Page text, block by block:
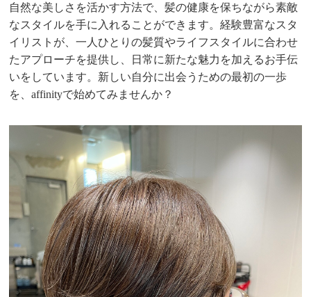
自然な美しさを活かす方法で、髪の健康を保ちながら素敵
なスタイルを手に入れることができます。経験豊富なスタ
イリストが、一人ひとりの髪質やライフスタイルに合わせ
たアプローチを提供し、日常に新たな魅力を加えるお手伝
いをしています。新しい自分に出会うための最初の一歩
を、affinityで始めてみませんか？